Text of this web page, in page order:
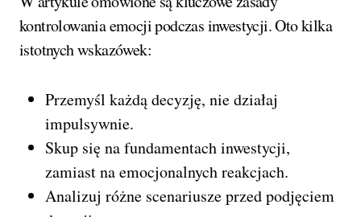
kontrolowania emocji podczas inwestycji. Oto kilka
istotnych wskazówek:
Przemyśl każdą decyzję, nie działaj
impulsywnie.
Skup się na fundamentach inwestycji,
zamiast na emocjonalnych reakcjach.
Analizuj różne scenariusze przed podjęciem